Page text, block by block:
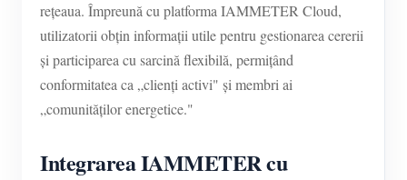
rețeaua. Împreună cu platforma IAMMETER Cloud,
utilizatorii obțin informații utile pentru gestionarea cererii
și participarea cu sarcină flexibilă, permițând
conformitatea ca „clienți activi" și membri ai
„comunităților energetice."
Integrarea IAMMETER cu